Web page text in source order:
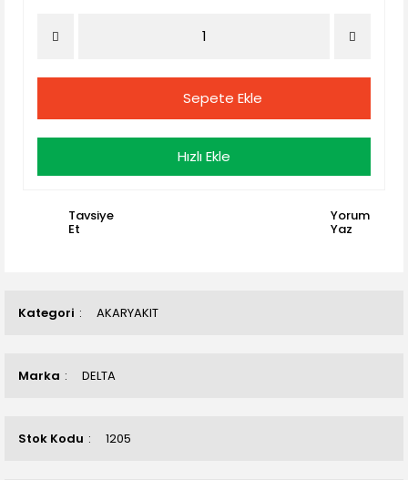
Kategori AKARYAKIT
Marka DELTA
Stok Kodu 1205
Sepete Ekle
Hızlı Ekle
Tavsiye
Et
Yorum
Yaz